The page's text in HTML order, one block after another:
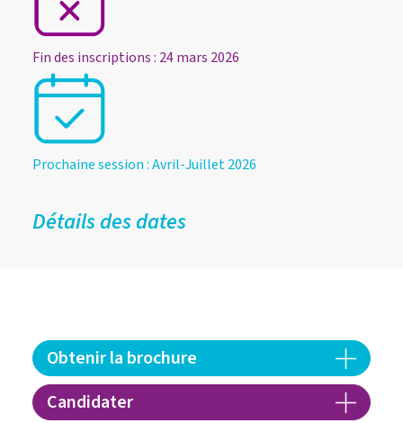
Fin des inscriptions : 24 mars 2026
Prochaine session : Avril-Juillet 2026
Détails des dates
Obtenir la brochure
Candidater